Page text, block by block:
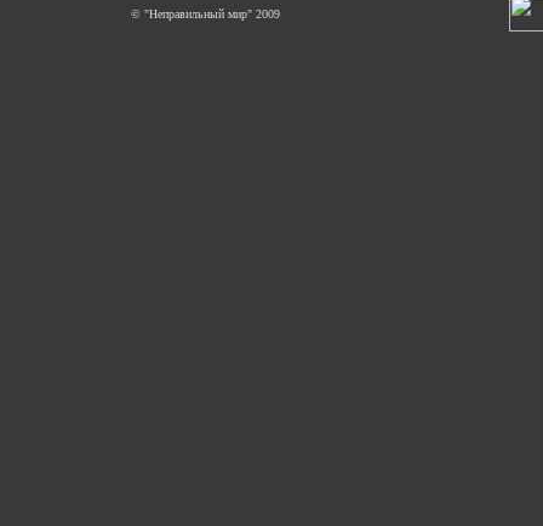
© "Неправильный мир" 2009